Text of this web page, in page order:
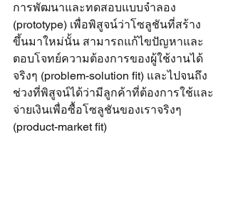
การพัฒนาและทดสอบแบบจำลอง
(prototype) เพื่อพิสูจน์ว่าโซลูชันที่สร้าง
ขึ้นมาใหม่นั้น สามารถแก้ไขปัญหาและ
ตอบโจทย์ความต้องการของผู้ใช้งานได้
จริงๆ (problem-solution fit) และไปจนถึง
ช่วงที่พิสูจน์ได้ว่ามีลูกค้าที่ต้องการใช้และ
จ่ายเงินเพื่อซื้อโซลูชันของเราจริงๆ
(product-market fit)